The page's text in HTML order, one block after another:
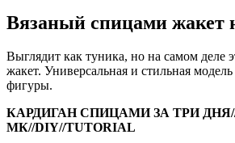
Вязаный спицами жакет
Выглядит как туника, но на самом деле
жакет. Универсальная и стильная
фигуры.
КАРДИГАН СПИЦАМИ ЗА ТРИ
МК//DIY//TUTORIAL